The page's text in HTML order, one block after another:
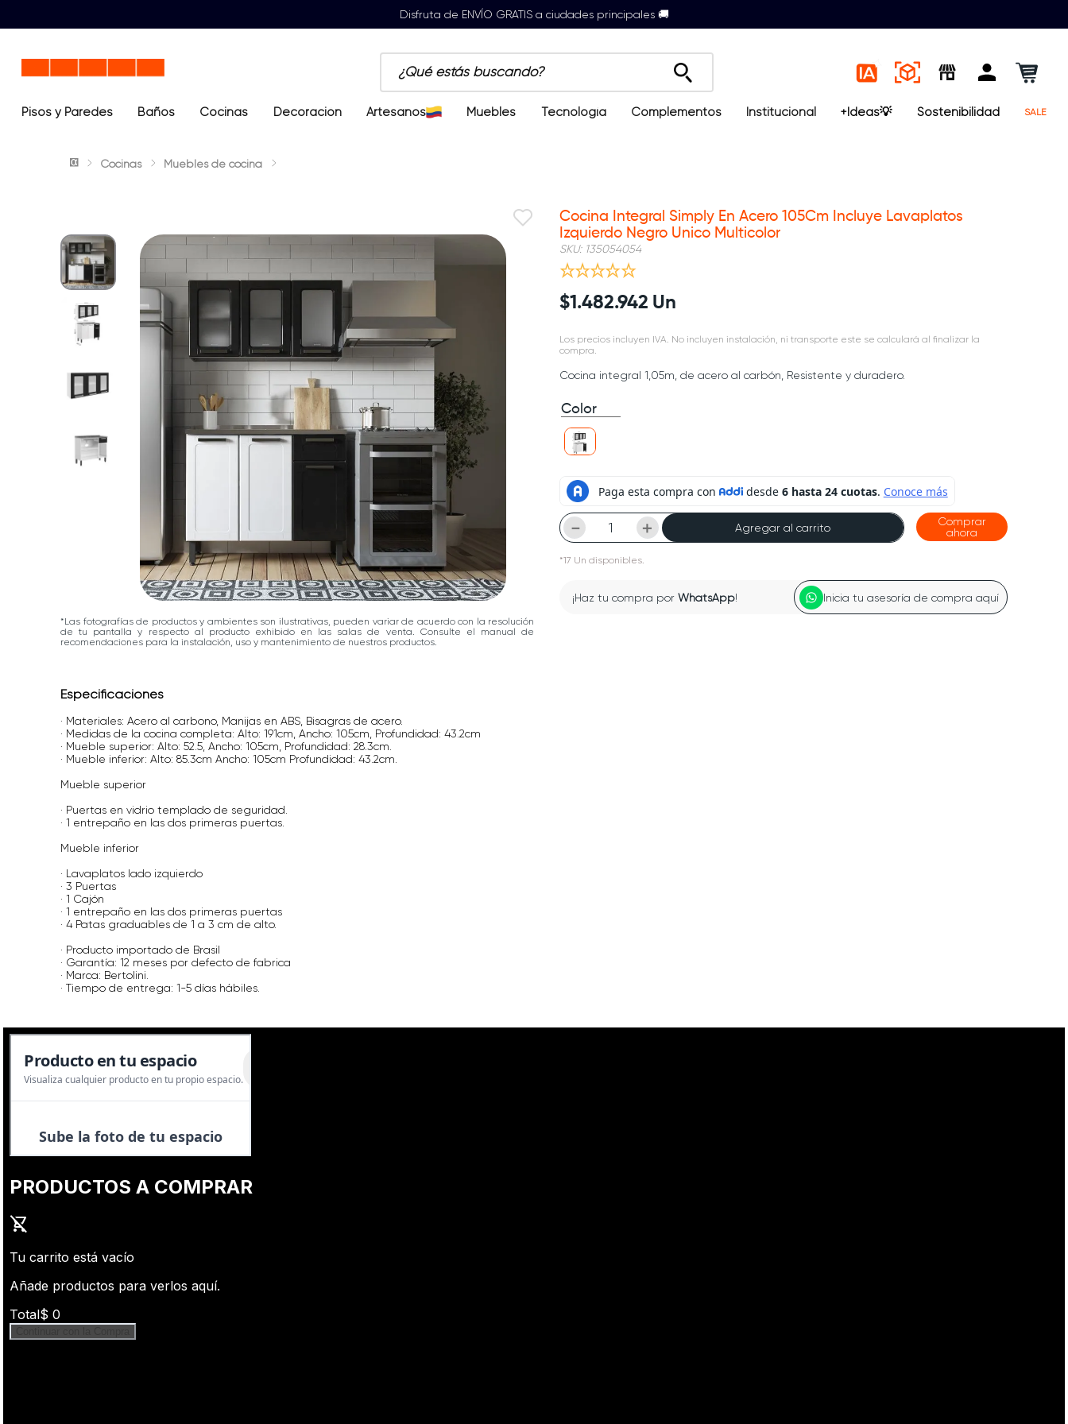
Disfruta de ENVÍO GRATIS a ciudades principales 🚚
¿Qué estás buscando?
Términos más buscados
2. sanitario
5 closet
Pisos y Paredes Baños Cocinas Decoración Artesanos Muebles Tecnología Complementos Institucional +Ideas💡 Sostenibilidad SALE
Cocinas Muebles de cocina
*Las fotografías de productos y ambientes son ilustrativas, pueden variar de acuerdo con la resolución
de tu pantalla y respecto al producto exhibido en las salas de venta. Consulte el manual de
recomendaciones para la instalación, uso y mantenimiento de nuestros productos.
Especificaciones
· Materiales: Acero al carbono, Manijas en ABS, Bisagras de acero.
· Medidas de la cocina completa: Alto: 191cm, Ancho: 105cm, Profundidad: 43.2cm
· Mueble superior: Alto: 52.5, Ancho: 105cm, Profundidad: 28.3cm.
· Mueble inferior: Alto: 85.3cm Ancho: 105cm Profundidad: 43.2cm.
Mueble superior
· Puertas en vidrio templado de seguridad.
· 1 entrepaño en las dos primeras puertas.
Mueble inferior
· Lavaplatos lado izquierdo
· 3 Puertas
· 1 Cajón
· 1 entrepaño en las dos primeras puertas
· 4 Patas graduables de 1 a 3 cm de alto.
· Producto importado de Brasil
· Garantía: 12 meses por defecto de fabrica
· Marca: Bertolini.
· Tiempo de entrega: 1-5 días hábiles.
Cocina Integral Simply En Acero 105Cm Incluye Lavaplatos
Izquierdo Negro Unico Multicolor
SKU: 135054054
$1 .482.942 Un
Los precios incluyen IVA. No incluyen instalación, ni transporte este se calculará al finalizar la
compra.
Cocina integral 1,05m, de acero al carbón, Resistente y duradero.
Color
＋
－ Agregar al carrito
*17 Un disponibles.
Comprar
ahora
¡Haz tu compra por WhatsApp! Inicia tu asesoría de compra aquí